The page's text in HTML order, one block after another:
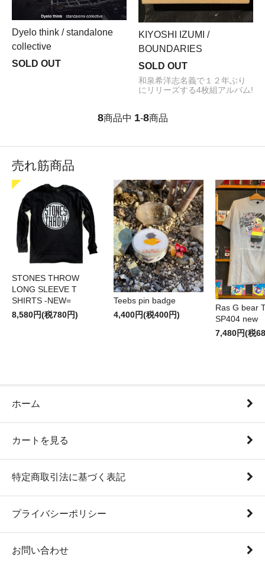
Dyelo think / standalone
collective
SOLD OUT
KIYOSHI IZUMI /
BOUNDARIES
SOLD OUT
和泉希洋志名義で１２年ぶり
にリリーズする4枚組アルバム!
8商品中 1-8商品
売れ筋商品
STONES THROW
LONG SLEEVE T
SHIRTS -NEW=
8,580円(税780円)
Teebs pin badge
4,400円(税400円)
Ras G bear
SP404 new
7,480円(税
ホーム
カートを見る
特定商取引法に基づく表記
プライバシーポリシー
お問い合わせ